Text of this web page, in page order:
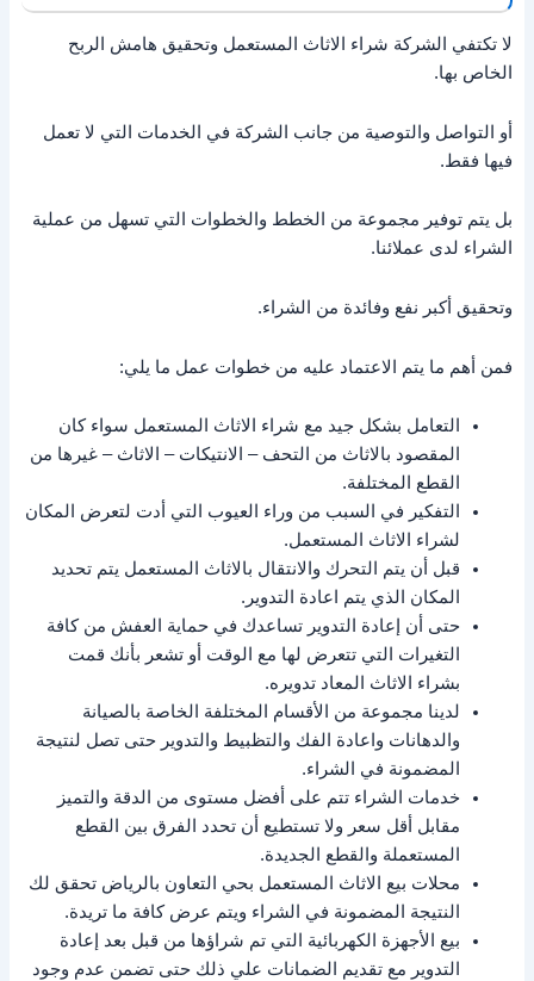
لا تكتفي الشركة شراء الاثاث المستعمل وتحقيق هامش الربح
الخاص بها.
أو التواصل والتوصية من جانب الشركة في الخدمات التي لا تعمل
فيها فقط.
بل يتم توفير مجموعة من الخطط والخطوات التي تسهل من عملية
الشراء لدى عملائنا.
وتحقيق أكبر نفع وفائدة من الشراء.
فمن أهم ما يتم الاعتماد عليه من خطوات عمل ما يلي:
التعامل بشكل جيد مع شراء الاثاث المستعمل سواء كان
المقصود بالاثاث من التحف – الانتيكات – الاثاث – غيرها من
القطع المختلفة.
التفكير في السبب من وراء العيوب التي أدت لتعرض المكان
لشراء الاثاث المستعمل.
قبل أن يتم التحرك والانتقال بالاثاث المستعمل يتم تحديد
المكان الذي يتم اعادة التدوير.
حتى أن إعادة التدوير تساعدك في حماية العفش من كافة
التغيرات التي تتعرض لها مع الوقت أو تشعر بأنك قمت
بشراء الاثاث المعاد تدويره.
لدينا مجموعة من الأقسام المختلفة الخاصة بالصيانة
والدهانات واعادة الفك والتظبيط والتدوير حتى تصل لنتيجة
المضمونة في الشراء.
خدمات الشراء تتم على أفضل مستوى من الدقة والتميز
مقابل أقل سعر ولا تستطيع أن تحدد الفرق بين القطع
المستعملة والقطع الجديدة.
محلات بيع الاثاث المستعمل بحي التعاون بالرياض تحقق لك
النتيجة المضمونة في الشراء ويتم عرض كافة ما تريدة.
بيع الأجهزة الكهربائية التي تم شراؤها من قبل بعد إعادة
التدوير مع تقديم الضمانات علي ذلك حتى تضمن عدم وجود